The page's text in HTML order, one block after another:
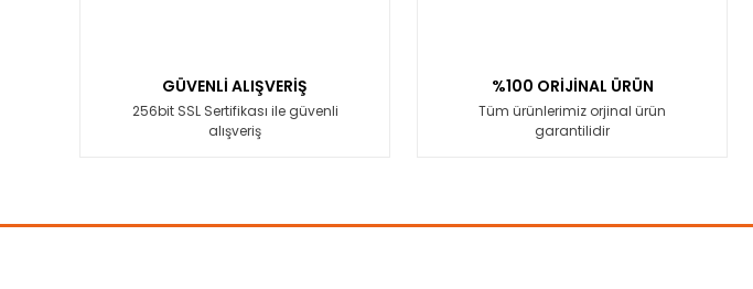
Ürün bilgilerinde hatalar bulunuyor.
Ürün fiyatı diğer sitelerden daha pahalı.
GÜVENLİ ALIŞVERİŞ
256bit SSL Sertifikası ile güvenli
alışveriş
%100 ORİJİNAL ÜRÜN
Tüm ürünlerimiz orjinal ürün
garantilidir